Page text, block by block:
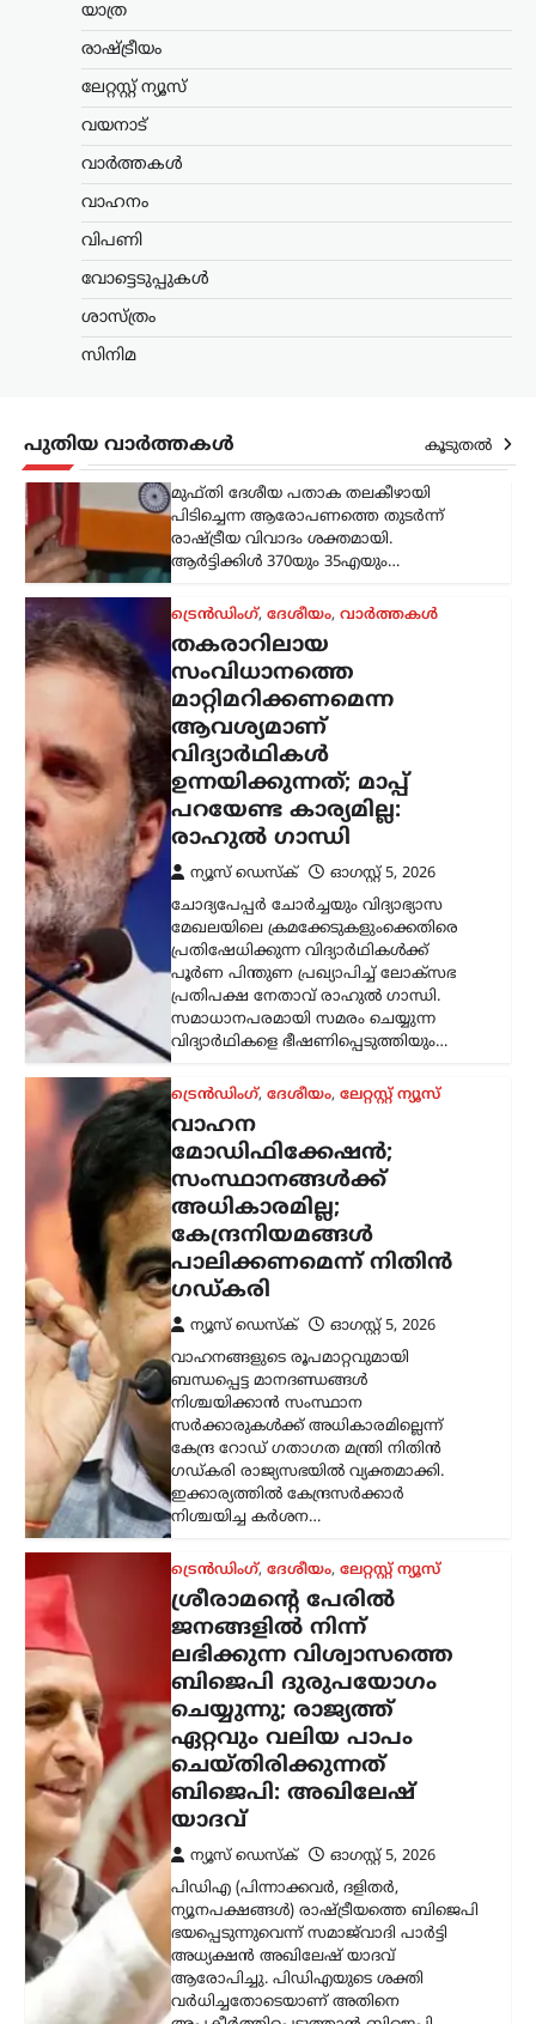
യാത്ര
രാഷ്ട്രീയം
ലേറ്റസ്റ്റ് ന്യൂസ്
വയനാട്
വാർത്തകൾ
വാഹനം
വിപണി
വോട്ടെടുപ്പുകൾ
ശാസ്ത്രം
സിനിമ
പുതിയ വാർത്തകൾ കൂടുതൽ
ആർട്ടിക്കിൾ 370യും 35എയും…
ട്രെൻഡിംഗ്
തകരാറിലായ
സംവിധാനത്തെ
മാറ്റിമറിക്കണമെന്ന
വിദ്യാർഥികൾ
ഉന്നയിക്കുന്നത്; മാപ്പ്
പറയേണ്ട കാര്യമില്ല:
രാഹുൽ ഗാന്ധി
ന്യൂസ് ഡെസ്ക്
ഓഗസ്റ്റ്‌ 5, 2026
പൂർണ പിന്തുണ പ്രഖ്യാപിച്ച് ലോക്‌സഭ
പ്രതിപക്ഷ നേതാവ് രാഹുൽ ഗാന്ധി.
സമാധാനപരമായി സമരം ചെയ്യുന്ന
വിദ്യാർഥികളെ ഭീഷണിപ്പെടുത്തിയും…
ട്രെൻഡിംഗ്, ദേശീയം,ലേറ്റസ്റ്റ് ന്യൂസ്
വാഹന
മോഡിഫിക്കേഷൻ;
സംസ്ഥാനങ്ങൾക്ക്
അധികാരമില്ല;
കേന്ദ്രനിയമങ്ങൾ
പാലിക്കണമെന്ന് നിതിൻ
ഗഡ്കരി
ന്യൂസ് ഡെസ്ക്
ഓഗസ്റ്റ്‌ 5, 2026
വാഹനങ്ങളുടെ രൂപമാറ്റവുമായി
ബന്ധപ്പെട്ട മാനദണ്ഡങ്ങൾ
നിശ്ചയിക്കാൻ സംസ്ഥാന
സർക്കാരുകൾക്ക് അധികാരമില്ലെന്ന്
കേന്ദ്ര റോഡ് ഗതാഗത മന്ത്രി നിതിൻ
ഗഡ്കരി രാജ്യസഭയിൽ വ്യക്തമാക്കി.
ഇക്കാര്യത്തിൽ കേന്ദ്രസർക്കാർ
നിശ്ചയിച്ച കർശന…
ട്രെൻഡിംഗ്,ദേശീയം,ലേറ്റസ്റ്റ് ന്യൂസ്
ശ്രീരാമന്റെ പേരിൽ
ജനങ്ങളിൽ നിന്ന്
ലഭിക്കുന്ന വിശ്വാസത്തെ
ബിജെപി ദുരുപയോഗം
ചെയ്യുന്നു; രാജ്യത്ത്
ഏറ്റവും വലിയ പാപം
ചെയ്തിരിക്കുന്നത്
ബിജെപി: അഖിലേഷ്
യാദവ്
ന്യൂസ് ഡെസ്ക്
ഓഗസ്റ്റ്‌ 5, 2026
പിഡിഎ (പിന്നാക്കവർ, ദളിതർ,
ന്യൂനപക്ഷങ്ങൾ) രാഷ്ട്രീയത്തെ ബിജെപി
ഭയപ്പെടുന്നുവെന്ന് സമാജ്‌വാദി പാർട്ടി
അധ്യക്ഷൻ അഖിലേഷ് യാദവ്
ആരോപിച്ചു. പിഡിഎയുടെ ശക്തി
വർധിച്ചതോടെയാണ് അതിനെ
അപകീർത്തിപ്പെടുത്താൻ ബിജെപി
പുതിയ…
ട്രെൻഡിംഗ്, ദേശീയം, ലേറ്റസ്റ്റ് ന്യൂസ്
മെഹബൂബ മുഫ്തി
ത്രിവർണ്ണ പതാക
തലകീഴായി പിടിച്ചു;
‘തീവ്രവാദി’ എന്ന് വിളിച്ച്
ഗിരിരാജ് സിംഗ്
ന്യൂസ് ഡെസ്ക്
ഓഗസ്റ്റ്‌ 5, 2026
ജമ്മു കശ്മീരിന്റെ മുൻ മുഖ്യമന്ത്രിയും
പിഡിപി അധ്യക്ഷയുമായ മെഹബൂബ
മുഫ്‌തി ദേശീയ പതാക തലകീഴായി
പിടിച്ചെന്ന ആരോപണത്തെ തുടർന്ന്
രാഷ്ട്രീയ വിവാദം ശക്തമായി.
ആർട്ടിക്കിൾ 370യും 35എയും…
ട്രെൻഡിംഗ്, ദേശീയം ,വാർത്തകൾ
തകരാറിലായ
സംവിധാനത്തെ